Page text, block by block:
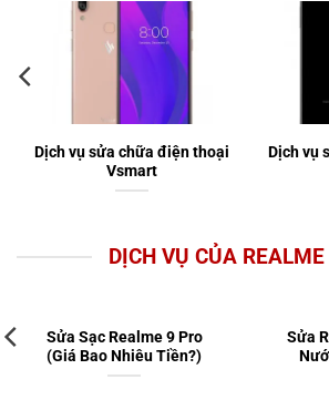
Dịch vụ sửa chữa điện thoại
Vsmart
Dịch vụ
DỊCH VỤ CỦA
Sửa Sạc Realme 9 Pro
(Giá Bao Nhiêu Tiền?)
Sửa